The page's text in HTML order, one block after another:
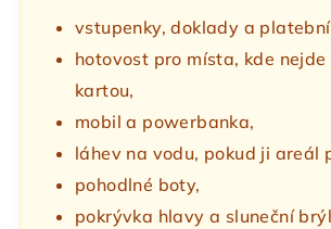
vstupenky, doklady a
hotovost pro místa, kde
kartou,
mobil a powerbanka,
láhev na vodu, pokud ji areál
pohodlné boty,
pokrývka hlavy a sluneční